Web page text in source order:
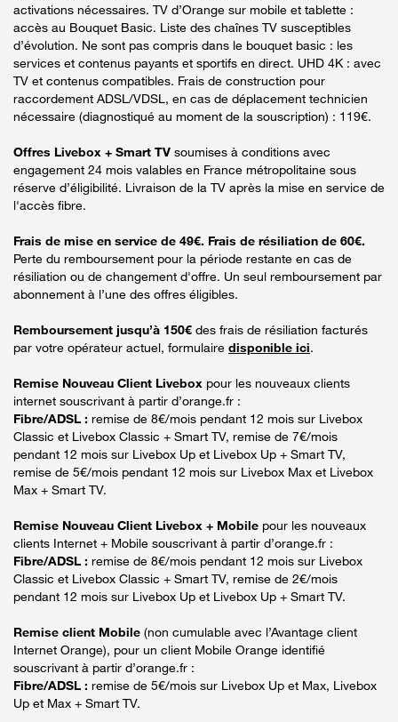
activations nécessaires. TV d’Orange sur mobile et tablette :
accès au Bouquet Basic. Liste des chaînes TV susceptibles
d’évolution. Ne sont pas compris dans le bouquet basic : les
services et contenus payants et sportifs en direct. UHD 4K : avec
TV et contenus compatibles. Frais de construction pour
raccordement ADSL/VDSL, en cas de déplacement technicien
nécessaire (diagnostiqué au moment de la souscription) : 119€.
Offres Livebox + Smart TV soumises à conditions avec
engagement 24 mois valables en France métropolitaine sous
réserve d’éligibilité. Livraison de la TV après la mise en service de
l'accès fibre.
Frais de mise en service de 49€. Frais de résiliation de 60€.
Perte du remboursement pour la période restante en cas de
résiliation ou de changement d'offre. Un seul remboursement par
abonnement à l’une des offres éligibles.
Remboursement jusqu’à 150€ des frais de résiliation facturés
par votre opérateur actuel, formulaire disponible ici.
Remise Nouveau Client Livebox pour les nouveaux clients
internet souscrivant à partir d’orange.fr :
Fibre/ADSL : remise de 8€/mois pendant 12 mois sur Livebox
Classic et Livebox Classic + Smart TV, remise de 7€/mois
pendant 12 mois sur Livebox Up et Livebox Up + Smart TV,
remise de 5€/mois pendant 12 mois sur Livebox Max et Livebox
Max + Smart TV.
Remise Nouveau Client Livebox + Mobile pour les nouveaux
clients Internet + Mobile souscrivant à partir d’orange.fr :
Fibre/ADSL : remise de 8€/mois pendant 12 mois sur Livebox
Classic et Livebox Classic + Smart TV, remise de 2€/mois
pendant 12 mois sur Livebox Up et Livebox Up + Smart TV.
Remise client Mobile (non cumulable avec l’Avantage client
Internet Orange), pour un client Mobile Orange identifié
souscrivant à partir d’orange.fr :
Fibre/ADSL : remise de 5€/mois sur Livebox Up et Max, Livebox
Up et Max + Smart TV.